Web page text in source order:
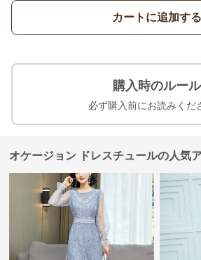
カートに追加する
購入時のルール
必ず購入前にお読みくだ
オケージョン ドレスチュールの人気